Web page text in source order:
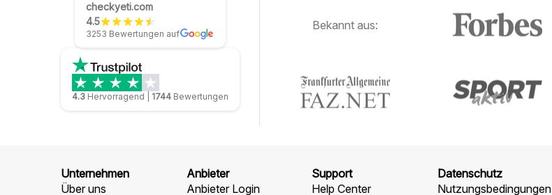
checkyeti.com
4.5
3253 Bewertungen auf
4.3 Hervorragend 1744 Bewertungen
Bekannt aus:
Unternehmen
Über uns
Anbieter
Anbieter Login
Support
Help Center
Datenschutz
Nutzungsbedingungen